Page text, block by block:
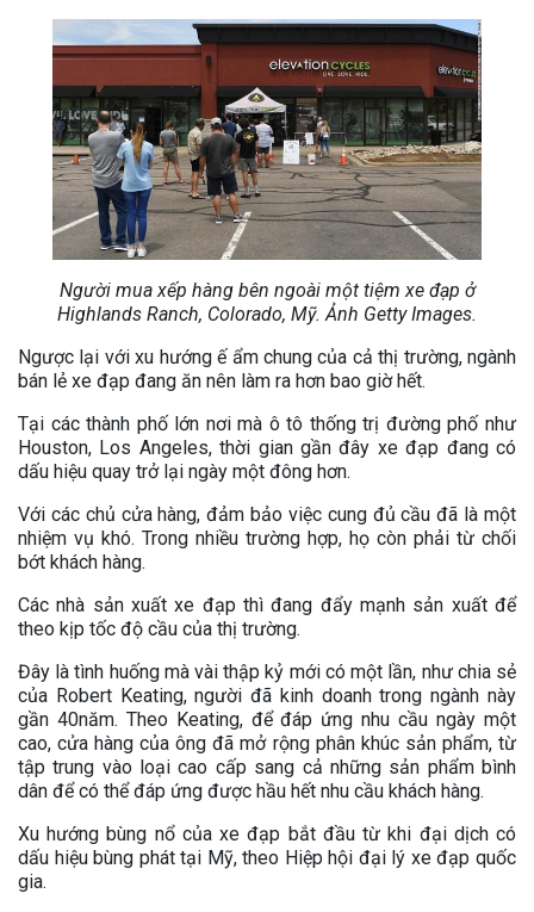
Người mua xếp hàng bên ngoài một tiệm xe đạp ở
Highlands Ranch, Colorado, Mỹ. Ảnh Getty Images.
Ngược lại với xu hướng ế ẩm chung của cả thị trường, ngành
bán lẻ xe đạp đang ăn nên làm ra hơn bao giờ hết.
Tại các thành phố lớn nơi mà ô tô thống trị đường phố như
Houston, Los Angeles, thời gian gần đây xe đạp đang có
dấu hiệu quay trở lại ngày một đông hơn.
Với các chủ cửa hàng, đảm bảo việc cung đủ cầu đã là một
nhiệm vụ khó. Trong nhiều trường hợp, họ còn phải từ chối
bớt khách hàng.
Các nhà sản xuất xe đạp thì đang đẩy mạnh sản xuất để
theo kịp tốc độ cầu của thị trường.
Đây là tình huống mà vài thập kỷ mới có một lần, như chia sẻ
của Robert Keating, người đã kinh doanh trong ngành này
gần 40năm. Theo Keating, để đáp ứng nhu cầu ngày một
cao, cửa hàng của ông đã mở rộng phân khúc sản phẩm, từ
tập trung vào loại cao cấp sang cả những sản phẩm bình
dân để có thể đáp ứng được hầu hết nhu cầu khách hàng.
Xu hướng bùng nổ của xe đạp bắt đầu từ khi đại dịch có
dấu hiệu bùng phát tại Mỹ, theo Hiệp hội đại lý xe đạp quốc
gia.